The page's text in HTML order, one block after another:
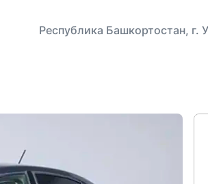
Республика Башкортостан, г.